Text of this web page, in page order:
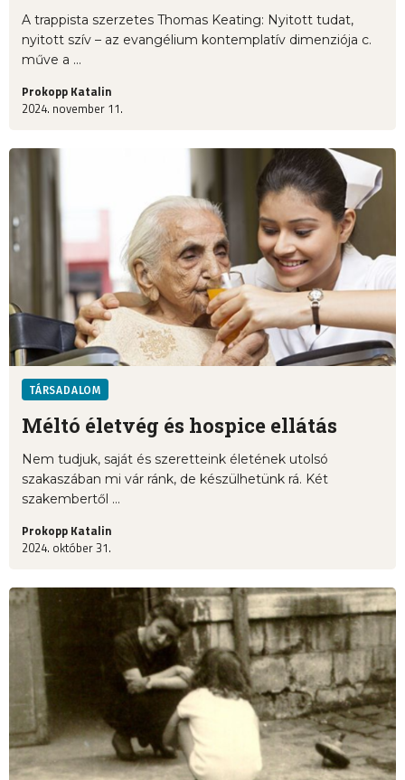
A trappista szerzetes Thomas Keating: Nyitott tudat,
nyitott szív – az evangélium kontemplatív dimenziója c.
műve a ...
Prokopp Katalin
2024. november 11.
TÁRSADALOM
Méltó életvég és hospice ellátás
Nem tudjuk, saját és szeretteink életének utolsó
szakaszában mi vár ránk, de készülhetünk rá. Két
szakembertől ...
Prokopp Katalin
2024. október 31.